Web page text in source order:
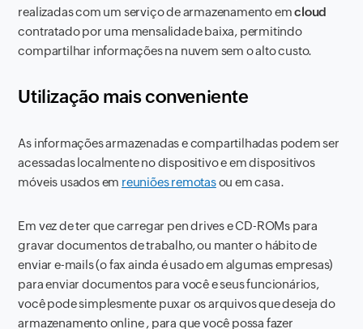
realizadas com um serviço de armazenamento emcloud
contratado por uma mensalidade baixa, permitindo
compartilhar informações na nuvem sem o alto custo.
Utilização mais conveniente
As informações armazenadas e compartilhadas podem ser
acessadas localmente no dispositivo e em dispositivos
móveis usados ​​em reuniões remotasou em casa.
Em vez de ter que carregar pen drives e CD-ROMs para
gravar documentos de trabalho, ou manter o hábito de
enviar e-mails (o fax ainda é usado em algumas empresas)
para enviar documentos para você e seus funcionários,
você pode simplesmente puxar os arquivos que deseja do
armazenamento online , para que você possa fazer